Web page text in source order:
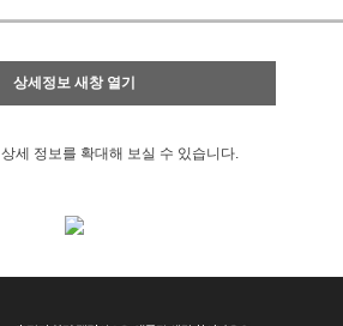
상세정보 새창 열기
상세 정보를 확대해 보실 수 있습니다.